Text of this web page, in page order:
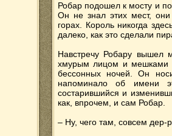
Робар подошел к мосту и
Он не знал этих мест,
горах. Король никогда
далеко, как это сделали
Навстречу Робару вышел
хмурым лицом и мешками
бессонных ночей. Он
напоминало об имени
состарившийся и
как, впрочем, и сам Робар.
– Ну, чего там, совсем дер-